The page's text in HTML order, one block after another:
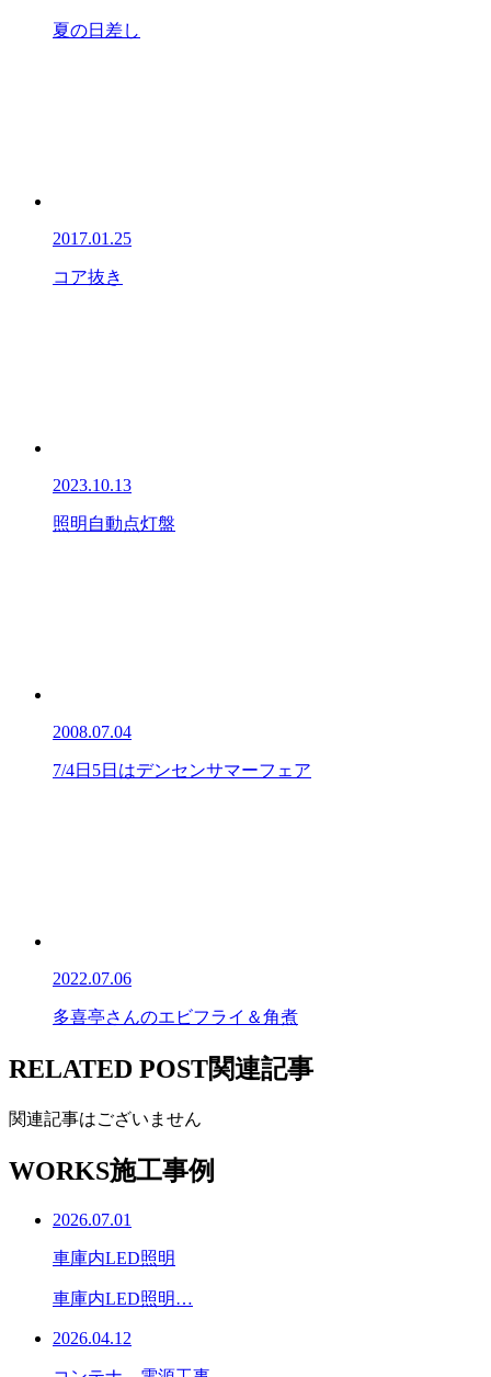
夏の日差し
2017.01.25
コア抜き
2023.10.13
照明自動点灯盤
2008.07.04
7/4日5日はデンセンサマーフェア
2022.07.06
多喜亭さんのエビフライ＆角煮
RELATED POST関連記事
関連記事はございません
WORKS施工事例
2026.07.01
車庫内LED照明
車庫内LED照明…
2026.04.12